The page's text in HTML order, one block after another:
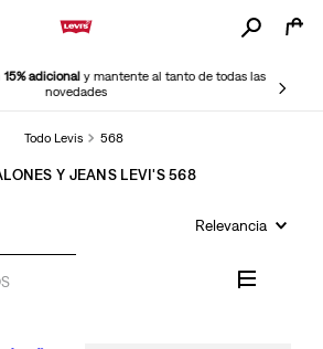
15% adicionaly mantente al tanto de todas las
novedades
Todo Levis 568
Y JEANS LEVI'S 568
Relevancia